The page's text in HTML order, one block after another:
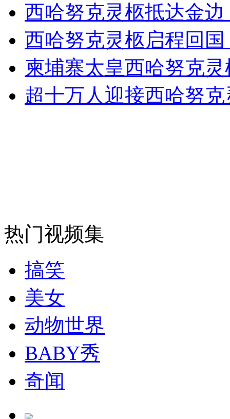
安徽一实载49人客车翻车
西哈努克灵柩抵达金
西哈努克灵柩启程回
柬埔寨太皇西哈努克
超十万人迎接西哈努
热门视频集
搞笑
美女
动物世界
BABY秀
奇闻